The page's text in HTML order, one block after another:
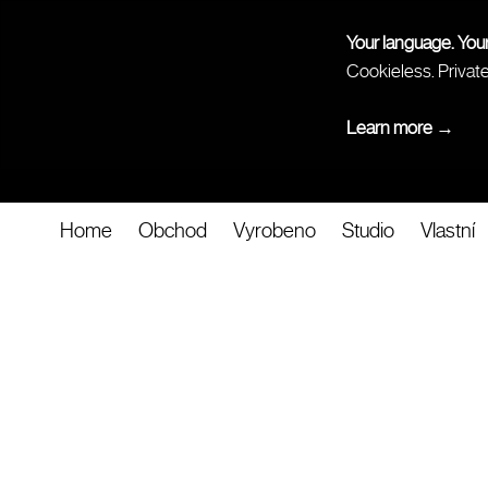
Your language.
Cookieless.
Learn more →
Home Obchod Vyrobeno Studio Vlastní